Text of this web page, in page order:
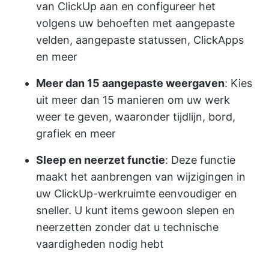
van ClickUp aan en configureer het
volgens uw behoeften met aangepaste
velden, aangepaste statussen, ClickApps
en meer
Meer dan 15 aangepaste weergaven: Kies
uit meer dan 15 manieren om uw werk
weer te geven, waaronder tijdlijn, bord,
grafiek en meer
Sleep en neerzet functie: Deze functie
maakt het aanbrengen van wijzigingen in
uw ClickUp-werkruimte eenvoudiger en
sneller. U kunt items gewoon slepen en
neerzetten zonder dat u technische
vaardigheden nodig hebt